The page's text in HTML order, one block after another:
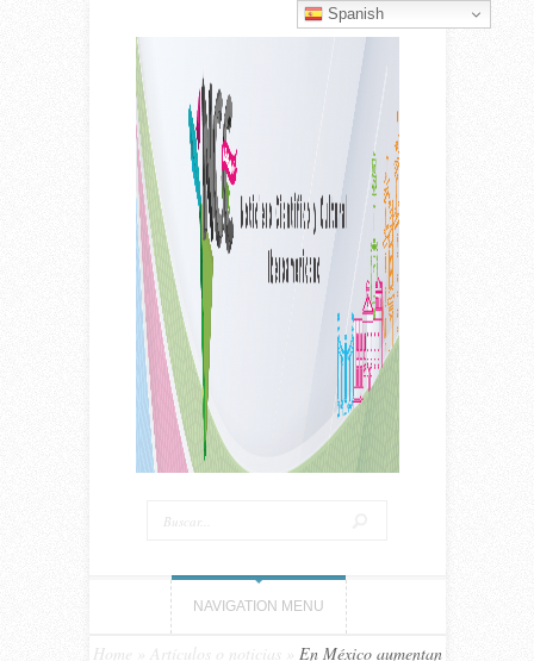
NAVIGATION MENU
Home Artículos o noticias
En México aumentan
Spanish